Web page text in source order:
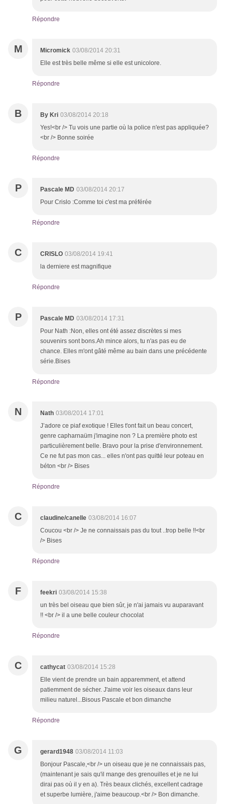
Répondre
M Micromick 03/08/2014 20:31
Elle est très belle même si elle est unicolore.
Répondre
B By Kri 03/08/2014 20:18
Yes!<br /> Tu vois une partie où la police n'est pas appliquée?
<br /> Bonne soirée
Répondre
P Pascale MD 03/08/2014 20:17
Pour Crislo :Comme toi c'est ma préférée
Répondre
C CRISLO 03/08/2014 19:41
la derniere est magnifique
Répondre
P Pascale MD 03/08/2014 17:31
Pour Nath :Non, elles ont été assez discrètes si mes
souvenirs sont bons.Ah mince alors, tu n'as pas eu de
chance. Elles m'ont gâté même au bain dans une précédente
série.Bises
Répondre
N Nath 03/08/2014 17:01
J’adore ce piaf exotique ! Elles t'ont fait un beau concert,
genre capharnaüm j'imagine non ? La première photo est
particulièrement belle. Bravo pour la prise d'environnement.
Ce ne fut pas mon cas... elles n'ont pas quitté leur poteau en
béton <br /> Bises
Répondre
C claudine/canelle 03/08/2014 16:07
Coucou <br /> Je ne connaissais pas du tout ..trop belle !!<br
/> Bises
Répondre
F feekri 03/08/2014 15:38
un très bel oiseau que bien sûr, je n'ai jamais vu auparavant
!! <br /> il a une belle couleur chocolat
Répondre
C cathycat 03/08/2014 15:28
Elle vient de prendre un bain apparemment, et attend
patiemment de sécher. J'aime voir les oiseaux dans leur
milieu naturel...Bisous Pascale et bon dimanche
Répondre
G gerard1948 03/08/2014 11:03
Bonjour Pascale,<br /> un oiseau que je ne connaissais pas,
(maintenant je sais qu'il mange des grenouilles et je ne lui
dirai pas où il y en a). Très beaux clichés, excellent cadrage
et superbe lumière, j'aime beaucoup.<br /> Bon dimanche.